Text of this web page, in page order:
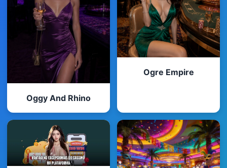
Oggy And Rhino
Ogre Empire